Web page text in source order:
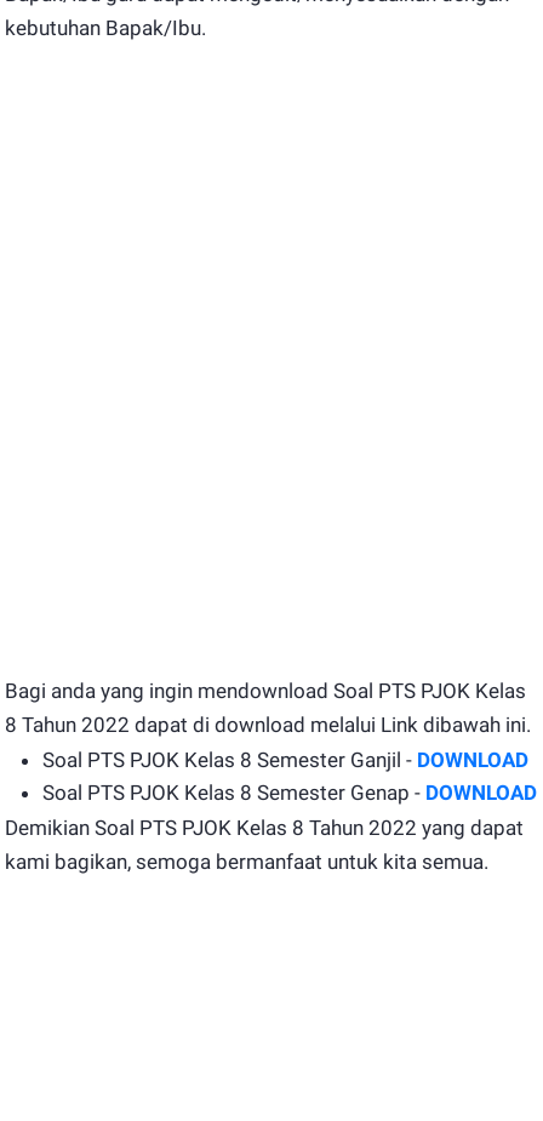
kebutuhan Bapak/Ibu.
Bagi anda yang ingin mendownload Soal PTS PJOK Kelas
8 Tahun 2022 dapat di download melalui Link dibawah ini.
Soal PTS PJOK Kelas 8 Semester Ganjil - DOWNLOAD
Soal PTS PJOK Kelas 8 Semester Genap - DOWNLOAD
Demikian Soal PTS PJOK Kelas 8 Tahun 2022 yang dapat
kami bagikan, semoga bermanfaat untuk kita semua.